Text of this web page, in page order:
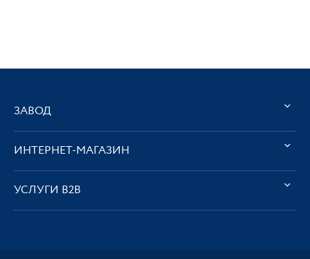
ЗАВОД
ИНТЕРНЕТ-МАГАЗИН
УСЛУГИ В2В